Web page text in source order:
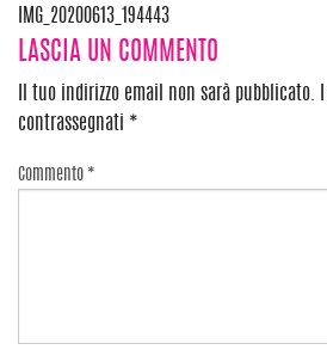
Navigazione
articoli
IMG_20200613_194443
LASCIA UN COMMENTO
Il tuo indirizzo email non sarà pubblicato.
contrassegnati *
Commento *